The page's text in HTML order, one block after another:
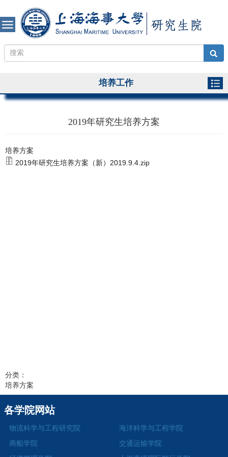
培养工作
2019年研究生培养方案
培养方案
2019年研究生培养方案（新）2019.9.4.zip
分类：
培养方案
各学院网站
物流科学与工程研究院
海洋科学与工程学院
商船学院
交通运输学院